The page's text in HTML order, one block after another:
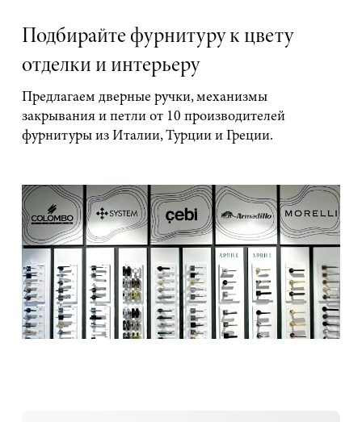
Подбирайте фурнитуру к цвету
отделки и интерьеру
Предлагаем дверные ручки, механизмы
закрывания и петли от 10 производителей
фурнитуры из Италии, Турции и Греции.